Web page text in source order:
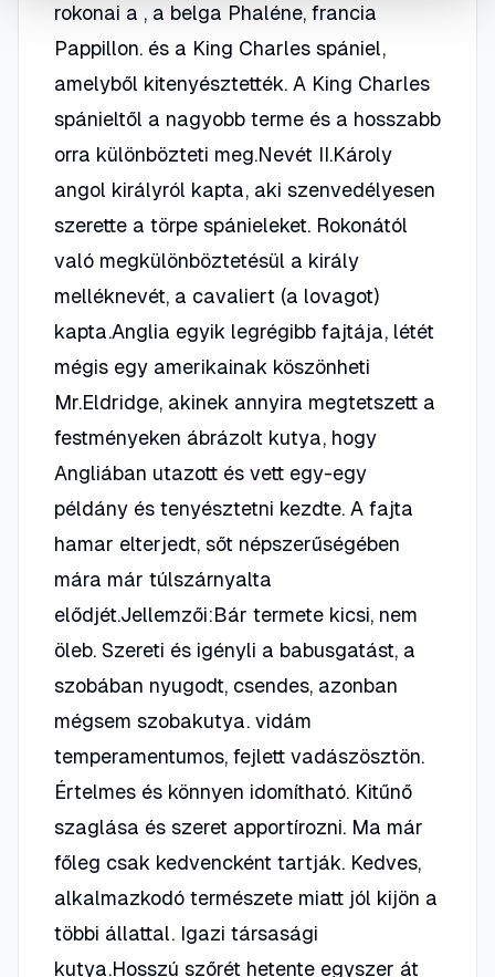
rokonai a , a belga Phaléne, francia
Pappillon. és a King Charles spániel,
amelyből kitenyésztették. A King Charles
spánieltől a nagyobb terme és a hosszabb
orra különbözteti meg.Nevét II.Károly
angol királyról kapta, aki szenvedélyesen
szerette a törpe spánieleket. Rokonától
való megkülönböztetésül a király
melléknevét, a cavaliert (a lovagot)
kapta.Anglia egyik legrégibb fajtája, létét
mégis egy amerikainak köszönheti
Mr.Eldridge, akinek annyira megtetszett a
festményeken ábrázolt kutya, hogy
Angliában utazott és vett egy-egy
példány és tenyésztetni kezdte. A fajta
hamar elterjedt, sőt népszerűségében
mára már túlszárnyalta
elődjét.Jellemzői:Bár termete kicsi, nem
öleb. Szereti és igényli a babusgatást, a
szobában nyugodt, csendes, azonban
mégsem szobakutya. vidám
temperamentumos, fejlett vadászösztön.
Értelmes és könnyen idomítható. Kitűnő
szaglása és szeret apportírozni. Ma már
főleg csak kedvencként tartják. Kedves,
alkalmazkodó természete miatt jól kijön a
többi állattal. Igazi társasági
kutya.Hosszú szőrét hetente egyszer át